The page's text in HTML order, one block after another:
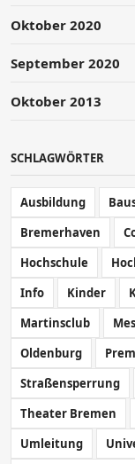
Oktober 2020
September 2020
Oktober 2013
SCHLAGWÖRTER
Ausbildung
Bremerhaven
Hochschule
Info
Kinder
Martinsclub
Oldenburg
Straßensperrung
Theater Bremen
Umleitung